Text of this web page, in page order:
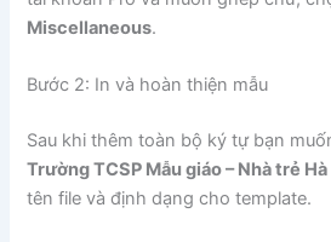
Miscellaneous.
Bước 2: In và hoàn thiện mẫu
Sau khi thêm toàn bộ ký tự bạn
Trường TCSP Mẫu giáo – Nhà trẻ
tên file và định dạng cho template.